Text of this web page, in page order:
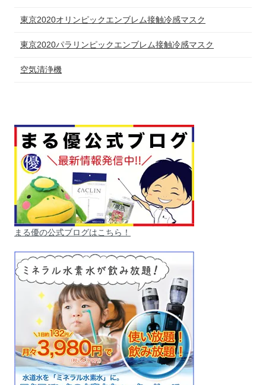
東京2020オリンピックエンブレム接触冷感マスク
東京2020パラリンピックエンブレム接触冷感マスク
空気清浄機
まる優の公式ブログはこちら！